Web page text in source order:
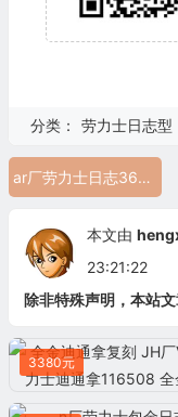
分类： 劳力士日志型
ar厂劳力士日志36间玫瑰金多少钱 劳力士日志精仿手表126231
本文由
23:21:22
除非特殊声明，本站
3380元